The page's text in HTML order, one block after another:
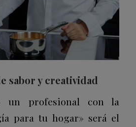
sabor y creatividad
un profesional con la
para tu hogar» será el